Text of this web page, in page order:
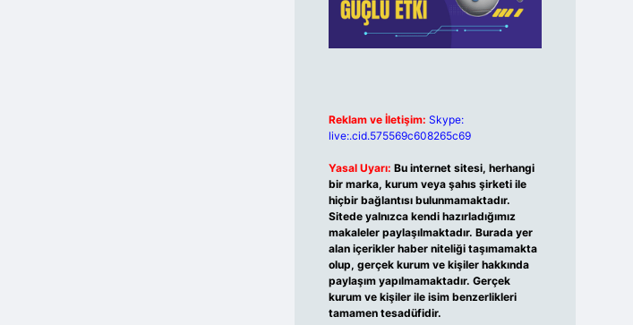
Reklam ve İletişim: Skype:
live:.cid.575569c608265c69
Yasal Uyarı: Bu internet sitesi, herhangi
bir marka, kurum veya şahıs şirketi ile
hiçbir bağlantısı bulunmamaktadır.
Sitede yalnızca kendi hazırladığımız
makaleler paylaşılmaktadır. Burada yer
alan içerikler haber niteliği taşımamakta
olup, gerçek kurum ve kişiler hakkında
paylaşım yapılmamaktadır. Gerçek
kurum ve kişiler ile isim benzerlikleri
tamamen tesadüfidir.